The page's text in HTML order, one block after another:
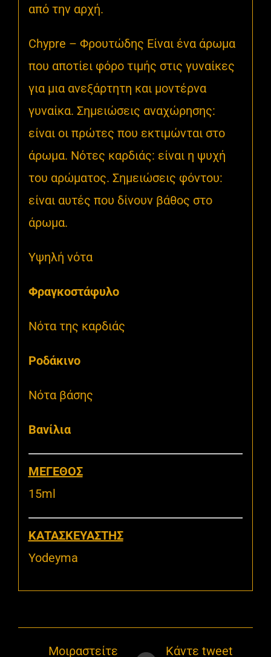
από την αρχή.
Chypre – Φρουτώδης Είναι ένα άρωμα
που αποτίει φόρο τιμής στις γυναίκες
για μια ανεξάρτητη και μοντέρνα
γυναίκα. Σημειώσεις αναχώρησης:
είναι οι πρώτες που εκτιμώνται στο
άρωμα. Νότες καρδιάς: είναι η ψυχή
του αρώματος. Σημειώσεις φόντου:
είναι αυτές που δίνουν βάθος στο
άρωμα.
Υψηλή νότα
Φραγκοστάφυλο
Νότα της καρδιάς
Ροδάκινο
Νότα βάσης
Bανίλια
MΕΓΕΘΟΣ
15ml
KΑΤΑΣΚΕΥΑΣΤΗΣ
Yodeyma
Μοιραστείτε Κάντε tweet